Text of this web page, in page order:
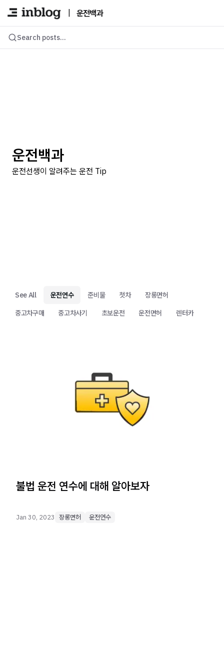
운전백과
Search posts...
운전백과
운전선생이 알려주는 운전 Tip
See All 운전연수 준비물 첫차
장롱면허
중고차구매
중고차사기 초보운전 운전면허 렌터카
불법 운전 연수에 대해 알아보자
Jan 30, 2023 장롱면허 운전연수